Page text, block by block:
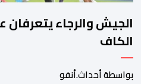
الجيش والرجاء
الكاف
بواسطة أحداث.أنفو